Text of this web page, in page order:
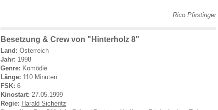
Rico Pfirstinger
Besetzung & Crew von "Hinterholz 8"
Land: Österreich
Jahr: 1998
Genre: Komödie
Länge: 110 Minuten
FSK: 6
Kinostart: 27.05.1999
Regie: Harald Sicheritz